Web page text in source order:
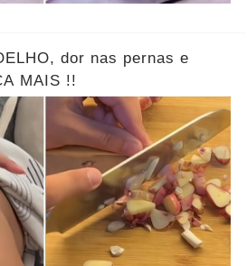
dor nas pernas e
MAIS !!